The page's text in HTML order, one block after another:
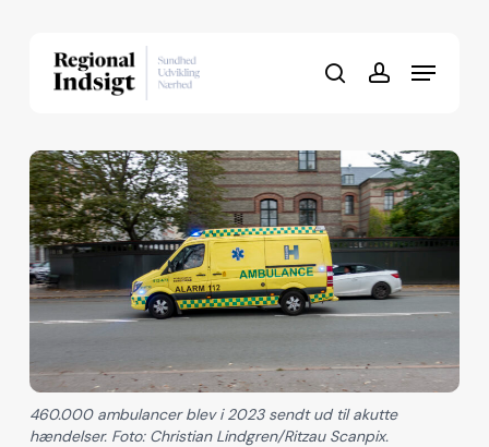
searchaccount
Menu
460.000 ambulancer blev i 2023 sendt ud til akutte
hændelser. Foto: Christian Lindgren/Ritzau Scanpix.
Close